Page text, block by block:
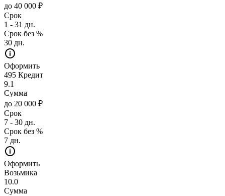
до 40 000 ₽
Срок
1 - 31 дн.
Срок без %
30 дн.
Оформить
495 Кредит
9.1
Сумма
до 20 000 ₽
Срок
7 - 30 дн.
Срок без %
7 дн.
Оформить
Возьмика
10.0
Сумма